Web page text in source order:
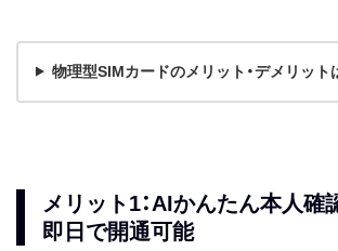
物理型SIMカードのメリット・デメリット
メリット1：AIかんたん本人確
即日で開通可能